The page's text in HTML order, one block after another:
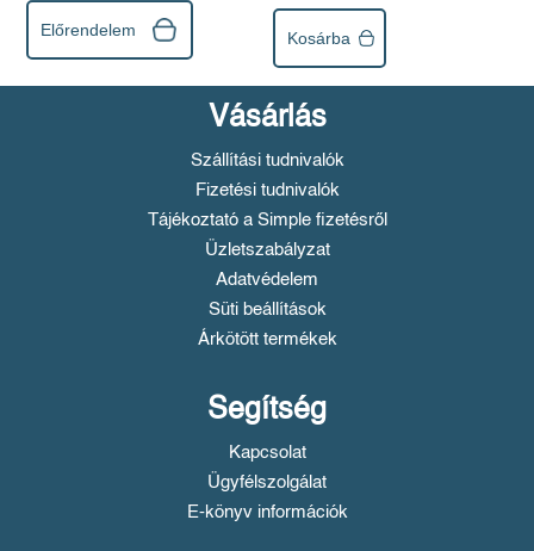
Előrendelem Kosárba
Vásárlás
Szállítási tudnivalók
Fizetési tudnivalók
Tájékoztató a Simple fizetésről
Üzletszabályzat
Adatvédelem
Süti beállítások
Árkötött termékek
Segítség
Kapcsolat
Ügyfélszolgálat
E-könyv információk